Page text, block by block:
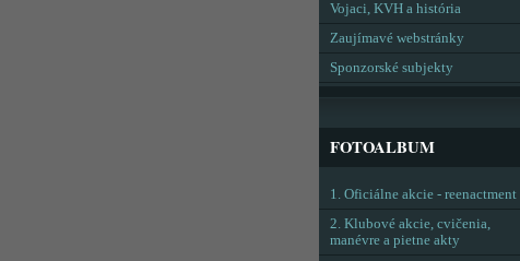
Vojaci, KVH a história
Zaujímavé webstránky
Sponzorské subjekty
FOTOALBUM
1. Oficiálne akcie - reenactment
2. Klubové akcie, cvičenia,
manévre a pietne akty